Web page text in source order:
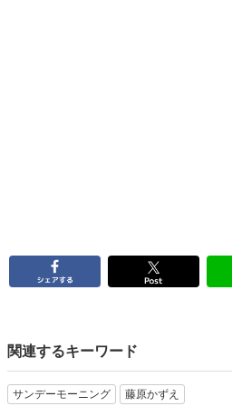
関連するキーワード
サンデーモーニング 藤原かずえ